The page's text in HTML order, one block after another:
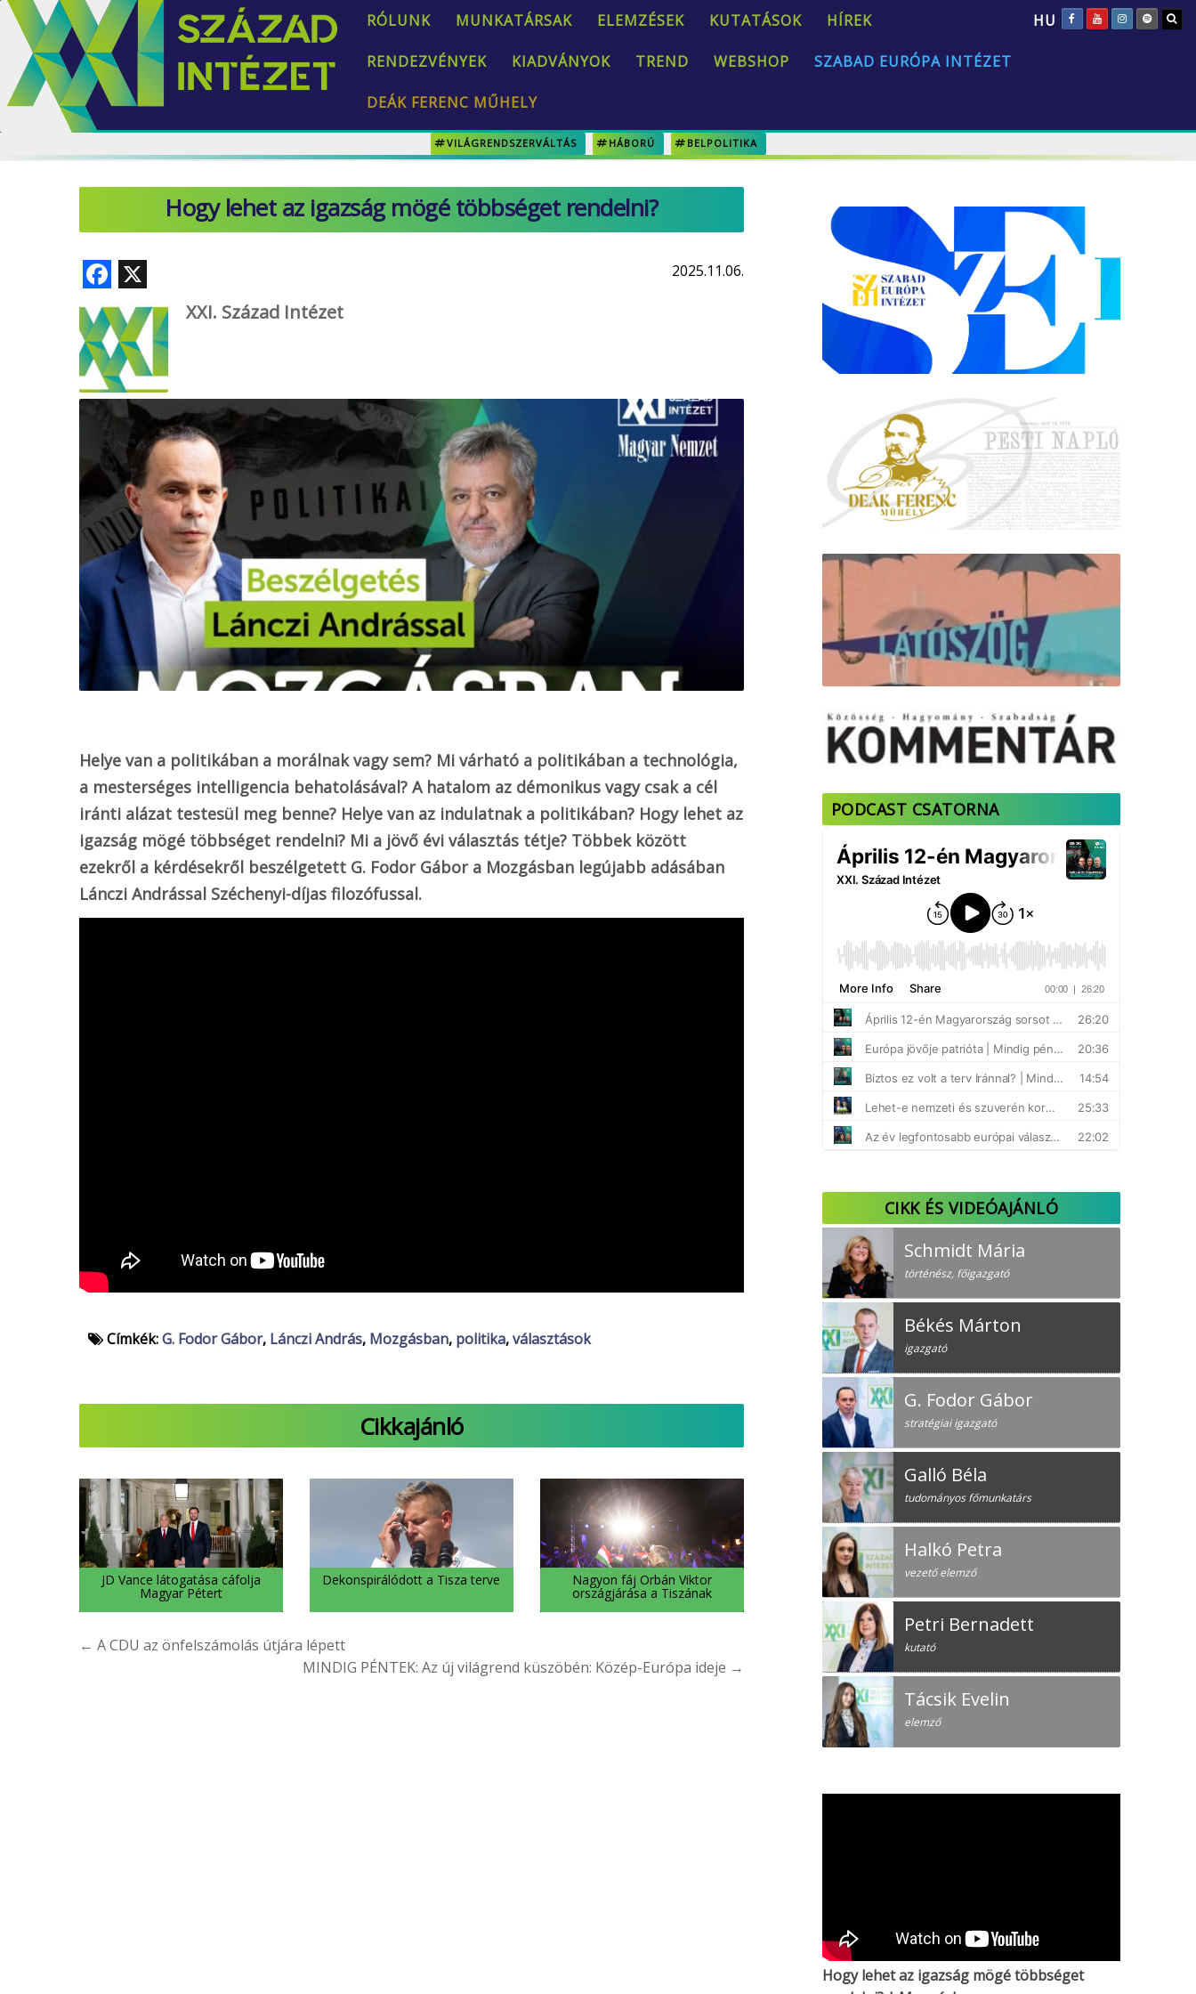
HU
RÓLUNK MUNKATÁRSAK ELEMZÉSEK KUTATÁSOK HÍREK
RENDEZVÉNYEK KIADVÁNYOK TREND WEBSHOP SZABAD EURÓPA INTÉZET
DEÁK FERENC MŰHELY
VILÁGRENDSZERVÁLTÁS HÁBORÚ BELPOLITIKA
Hogy lehet az igazság mögé többséget rendelni?
F
ac
e
b
o
o
k
2025.11.06.
XXI. Század Intézet
Helye van a politikában a morálnak vagy sem? Mi várható a politikában a technológia,
a mesterséges intelligencia behatolásával? A hatalom az démonikus vagy csak a cél
iránti alázat testesül meg benne? Helye van az indulatnak a politikában? Hogy lehet az
igazság mögé többséget rendelni? Mi a jövő évi választás tétje? Többek között
ezekről a kérdésekről beszélgetett G. Fodor Gábor a Mozgásban legújabb adásában
Lánczi Andrással Széchenyi-díjas filozófussal.
Címkék:G. Fodor Gábor, Lánczi András, Mozgásban, politika,választások
Cikkajánló
JD Vance látogatása cáfolja
Magyar Pétert
Dekonspirálódott a Tisza terve Nagyon fáj Orbán Viktor
országjárása a Tiszának
Bejegyzés
← A CDU az önfelszámolás útjára lépett
MINDIG PÉNTEK: Az új világrend küszöbén: Közép-Európa ideje →
PODCAST CSATORNA
CIKK ÉS VIDEÓAJÁNLÓ
Schmidt Mária
történész, főigazgató
Békés Márton
igazgató
G. Fodor Gábor
stratégiai igazgató
Galló Béla
tudományos főmunkatárs
Halkó Petra
vezető elemző
Petri Bernadett
kutató
Tácsik Evelin
elemző
Hogy lehet az igazság mögé többséget